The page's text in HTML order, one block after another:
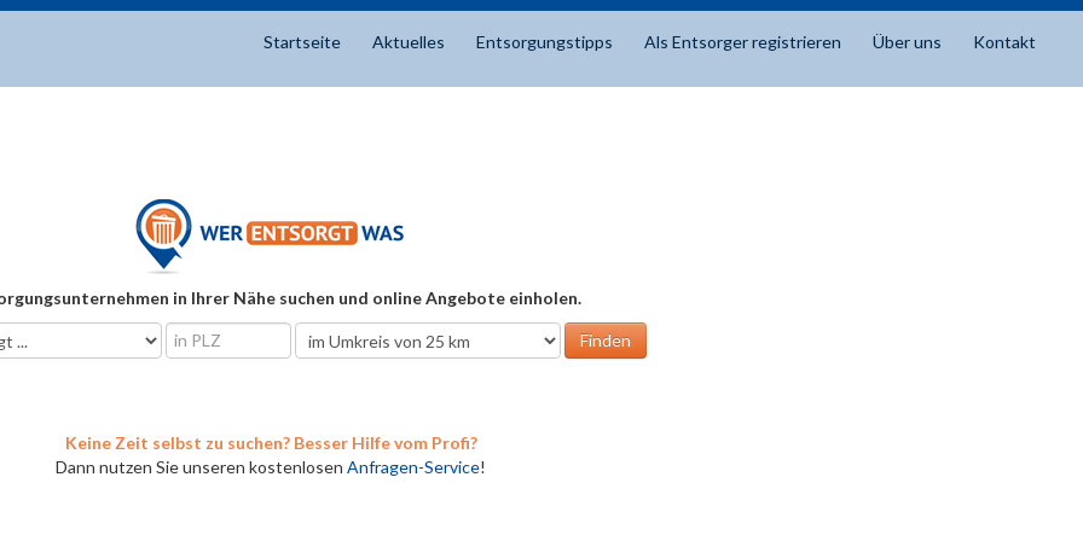
Startseite Aktuelles Entsorgungstipps Als Entsorger registrieren Über uns Kontakt
in Ihrer Nähe suchen und online Angebote einholen.
Keine Zeit selbst zu suchen? Besser Hilfe vom Profi?
Dann nutzen Sie unseren kostenlosen Anfragen-Service!